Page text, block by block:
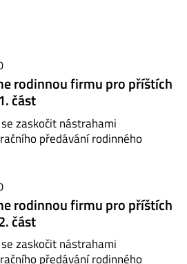
rodinnou firmu pro příštích
část
zaskočit nástrahami
předávání rodinného
rodinnou firmu pro příštích
část
zaskočit nástrahami
předávání rodinného